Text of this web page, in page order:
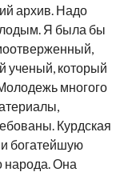
архив. Надо
Я была бы
ученый, который
многого
Курдская
богатейшую
народа. Она